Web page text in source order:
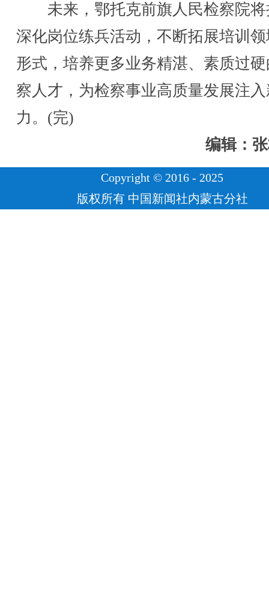
未来，鄂托克前旗人民检察院将
深化岗位练兵活动，不断拓展培训
形式，培养更多业务精湛、素质过
察人才，为检察事业高质量发展注
力。(完)
编辑：
Copyright © 2016 - 2025
版权所有 中国新闻社内蒙古分社